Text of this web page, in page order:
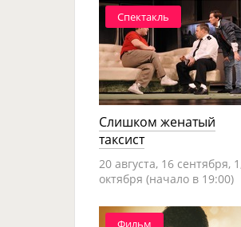
Спектакль
Слишком женатый
таксист
20 августа, 16 сентября,
октября (начало в 19:00)
Фильм